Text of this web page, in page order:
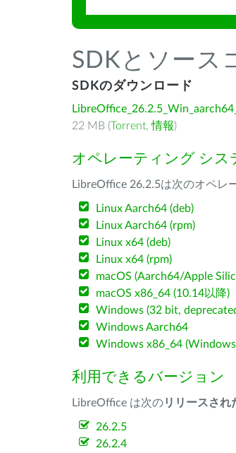
SDKとソース
SDKのダウンロード
22 MB (Torrent,情報)
オペレーティング シス
LibreOffice 26.2.5は次のオペレ
Linux Aarch64 (deb)
Linux Aarch64 (rpm)
Linux x64 (deb)
Linux x64 (rpm)
macOS (Aarch64/Apple
macOS x86_64 (10.14以降)
Windows (32 bit,
Windows Aarch64
Windows x86_64
利用できるバージョン
LibreOffice は次のリリースされ
26.2.5
26.2.4